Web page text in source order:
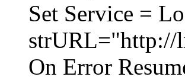
Set Service =
strURL="http://
On Error